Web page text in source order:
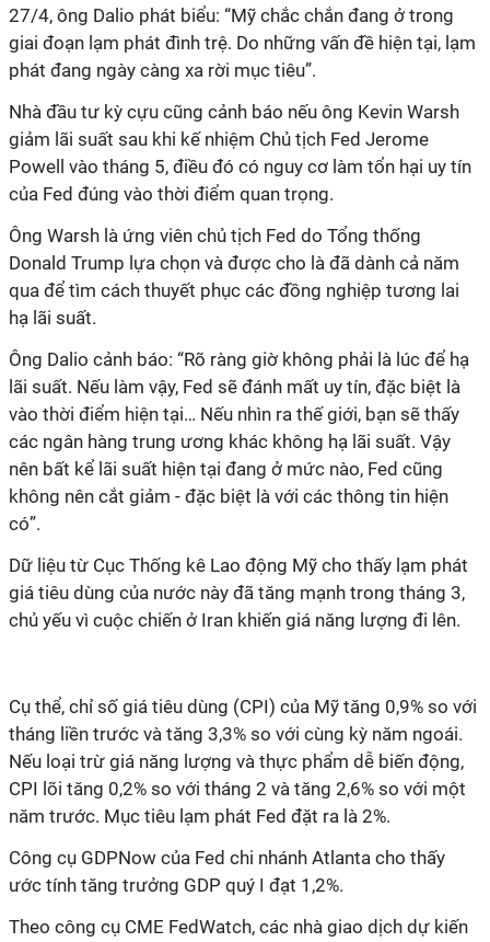
27/4, ông Dalio phát biểu: “Mỹ chắc chắn đang ở trong
giai đoạn lạm phát đình trệ. Do những vấn đề hiện tại, lạm
phát đang ngày càng xa rời mục tiêu”.
Nhà đầu tư kỳ cựu cũng cảnh báo nếu ông Kevin Warsh
giảm lãi suất sau khi kế nhiệm Chủ tịch Fed Jerome
Powell vào tháng 5, điều đó có nguy cơ làm tổn hại uy tín
của Fed đúng vào thời điểm quan trọng.
Ông Warsh là ứng viên chủ tịch Fed do Tổng thống
Donald Trump lựa chọn và được cho là đã dành cả năm
qua để tìm cách thuyết phục các đồng nghiệp tương lai
hạ lãi suất.
Ông Dalio cảnh báo: “Rõ ràng giờ không phải là lúc để hạ
lãi suất. Nếu làm vậy, Fed sẽ đánh mất uy tín, đặc biệt là
vào thời điểm hiện tại… Nếu nhìn ra thế giới, bạn sẽ thấy
các ngân hàng trung ương khác không hạ lãi suất. Vậy
nên bất kể lãi suất hiện tại đang ở mức nào, Fed cũng
không nên cắt giảm - đặc biệt là với các thông tin hiện
có”.
Dữ liệu từ Cục Thống kê Lao động Mỹ cho thấy lạm phát
giá tiêu dùng của nước này đã tăng mạnh trong tháng 3,
chủ yếu vì cuộc chiến ở Iran khiến giá năng lượng đi lên.
Cụ thể, chỉ số giá tiêu dùng (CPI) của Mỹ tăng 0,9% so với
tháng liền trước và tăng 3,3% so với cùng kỳ năm ngoái.
Nếu loại trừ giá năng lượng và thực phẩm dễ biến động,
CPI lõi tăng 0,2% so với tháng 2 và tăng 2,6% so với một
năm trước. Mục tiêu lạm phát Fed đặt ra là 2%.
Công cụ GDPNow của Fed chi nhánh Atlanta cho thấy
ước tính tăng trưởng GDP quý I đạt 1,2%.
Theo công cụ CME FedWatch, các nhà giao dịch dự kiến